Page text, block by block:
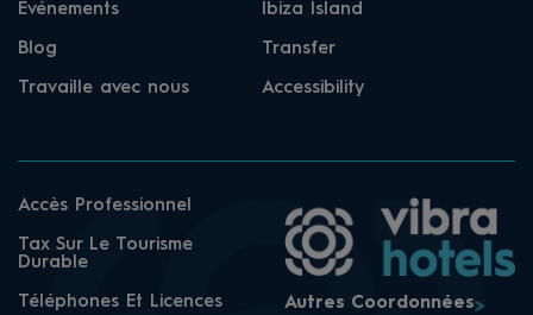
Événements Ibiza Island
Blog Transfer
Travaille avec nous Accessibility
Accès Professionnel
Tax Sur Le Tourisme
Durable
Téléphones Et Licences Autres Coordonnées